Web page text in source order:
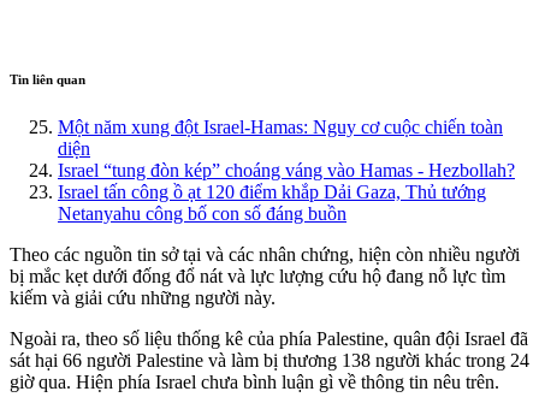
Tin liên quan
Một năm xung đột Israel-Hamas: Nguy cơ cuộc chiến toàn
diện
Israel “tung đòn kép” choáng váng vào Hamas - Hezbollah?
Israel tấn công ồ ạt 120 điểm khắp Dải Gaza, Thủ tướng
Netanyahu công bố con số đáng buồn
Theo các nguồn tin sở tại và các nhân chứng, hiện còn nhiều người
bị mắc kẹt dưới đống đổ nát và lực lượng cứu hộ đang nỗ lực tìm
kiếm và giải cứu những người này.
Ngoài ra, theo số liệu thống kê của phía Palestine, quân đội Israel đã
sát hại 66 người Palestine và làm bị thương 138 người khác trong 24
giờ qua. Hiện phía Israel chưa bình luận gì về thông tin nêu trên.